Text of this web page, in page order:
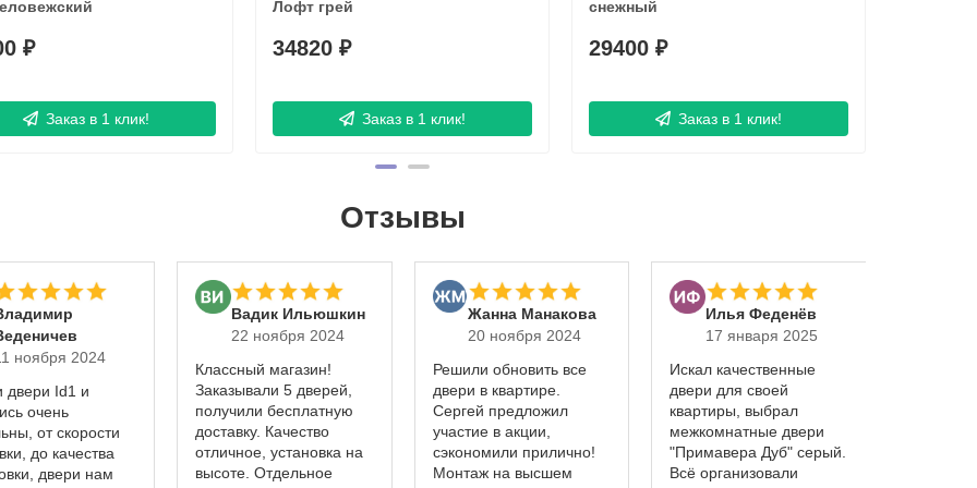
₽
Заказ в 1 клик!
Лофт грей
34820 ₽
Заказ в 1 клик!
снежный
29400 ₽
Заказ в 1 клик!
Отзывы
ноября 2024
двери Id1 и
очень
от скорости
до качества
двери нам
Вадик Ильюшкин
22 ноября 2024
Классный магазин!
Заказывали 5 дверей,
получили бесплатную
доставку. Качество
отличное, установка на
высоте. Отдельное
Жанна Манакова
20 ноября 2024
Решили обновить все
двери в квартире.
Сергей предложил
участие в акции,
сэкономили прилично!
Монтаж на высшем
Илья Феденёв
17 января 2025
Искал качественные
двери для своей
квартиры, выбрал
межкомнатные двери
"Примавера Дуб" серый.
Всё организовали